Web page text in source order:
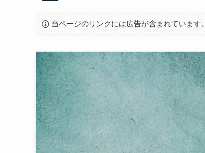
当ページのリンクには広告が含まれています。